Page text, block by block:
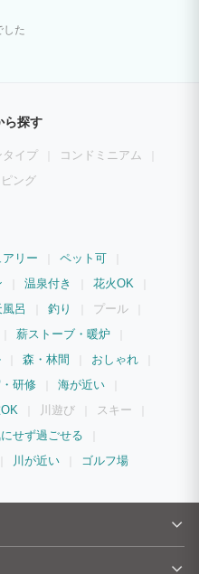
した
ら探す
タイプ
コンドミニアム
ング
リー
ペット可
温泉付き
花火OK
呂 釣り
プール
薪ストーブ・暖炉
森・林間
おしゃれ
研修
海が近い
川遊び
スキー
せず過ごせる
川が近い ゴルフ場